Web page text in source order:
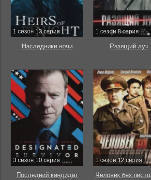
1 сезон 13 серия
Наследники ночи
1 сезон 8 серия
Разящий луч
3 сезон 10 серия
Последний кандидат
1 сезон 12 серия
Человек без